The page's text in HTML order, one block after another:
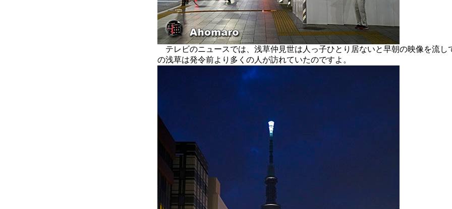
テレビのニュースでは、浅草仲見世は人っ子ひとり居ないと早朝の映像を流し
の浅草は発令前より多くの人が訪れていたのですよ。